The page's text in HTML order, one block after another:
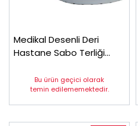
Medikal Desenli Deri
Hastane Sabo Terliği
Bu ürün geçici olarak
temin edilememektedir.